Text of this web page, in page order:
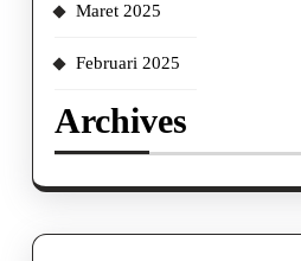
Maret 2025
Februari 2025
Archives